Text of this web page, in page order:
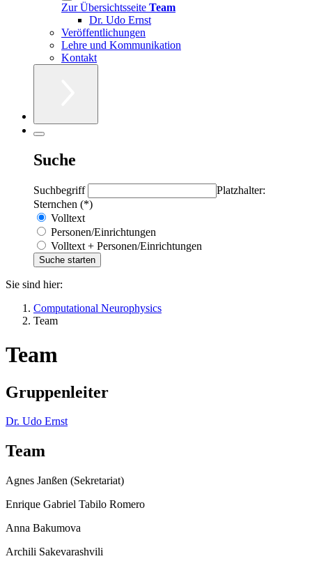
Zur Übersichtsseite Team
Dr. Udo Ernst
Veröffentlichungen
Lehre und Kommunikation
Kontakt
Suche
Suchbegriff
Platzhalter:
Sternchen (*)
Volltext
Personen/Einrichtungen
Volltext + Personen/Einrichtungen
Sie sind hier:
Computational Neurophysics
Team
Team
Gruppenleiter
Dr. Udo Ernst
Team
Agnes Janßen (Sekretariat)
Enrique Gabriel Tabilo Romero
Anna Bakumova
Archili Sakevarashvili